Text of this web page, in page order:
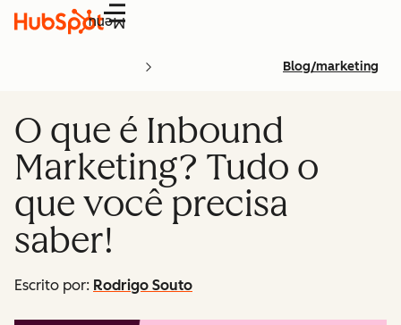
Menu
Blog/marketing
O que é Inbound
Marketing? Tudo o
que você precisa
saber!
Escrito por: Rodrigo Souto